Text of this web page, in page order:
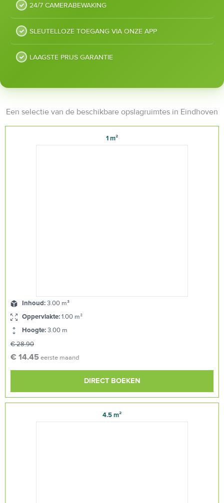
24/7 CAMERABEWAKING
SLEUTELLOZE TOEGANG VIA ONZE APP
LAAGSTE PRIJS GARANTIE
Een selectie van de beschikbare opslagruimtes in Eindhoven
1 m²
Inhoud:3.00 m³
Oppervlakte:1.00 m²
Hoogte:3.00 m
€ 28.90
€ 14.45eerste maand
DIRECT BOEKEN
4.5 m²